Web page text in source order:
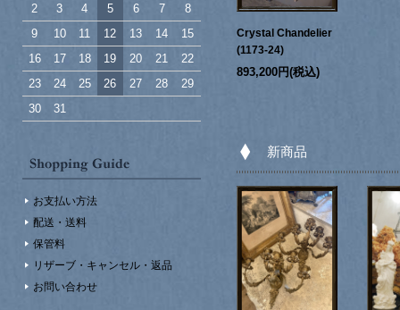
2
3 4 5 6 7
8
9
10 11 12 13 14
15
16
17 18 19 20 21
22
23
24 25 26 27 28
29
30
31
お支払い方法
配送・送料
保管料
リザーブ・キャンセル・返品
お問い合わせ
Crystal Chandelier
(1173-24)
893,200円(税込)
新商品